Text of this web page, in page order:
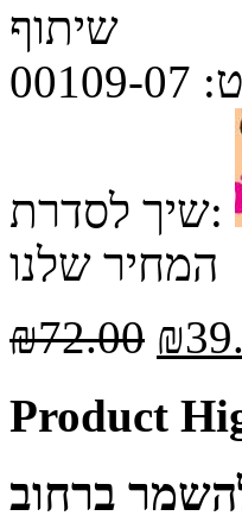
שיתוף
00109-07
שיך לסדרת:
המחיר שלנו
₪72.00 ₪
Product
ברחוב